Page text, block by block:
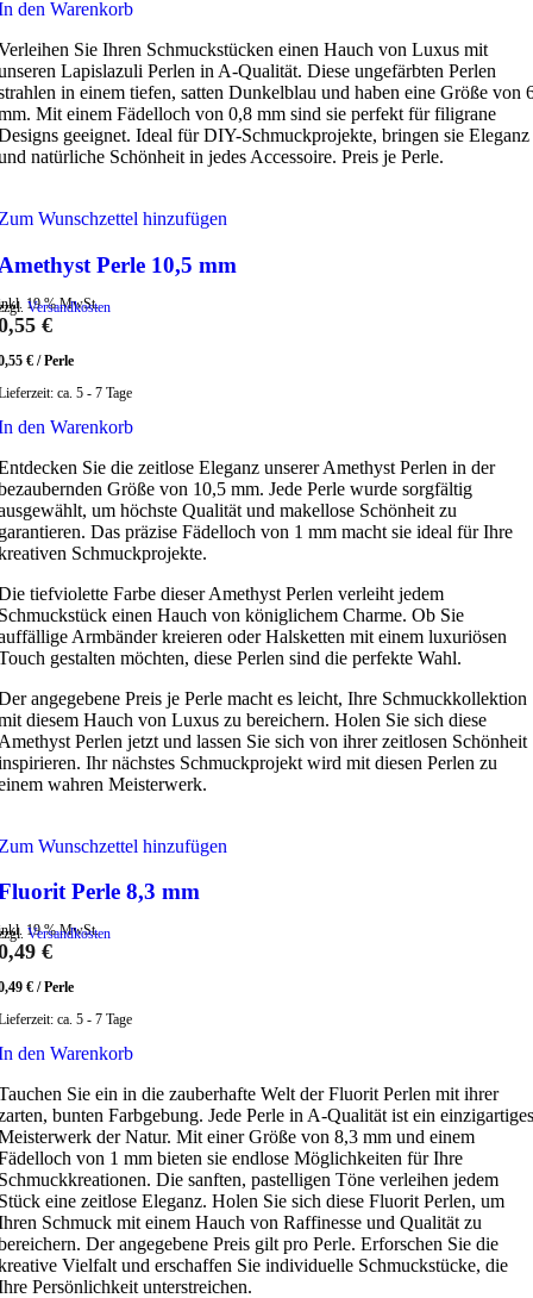
den Warenkorb
Sie Ihren Schmuckstücken einen Hauch von Luxus mit
Lapislazuli Perlen in A-Qualität. Diese ungefärbten Perlen
in einem tiefen, satten Dunkelblau und haben eine Größe von
Mit einem Fädelloch von 0,8 mm sind sie perfekt für filigrane
geeignet. Ideal für DIY-Schmuckprojekte, bringen sie Eleganz
natürliche Schönheit in jedes Accessoire. Preis je Perle.
Wunschzettel hinzufügen
Perle 10,5 mm
19 % MwSt.
Versandkosten
€
€ /Perle
ca. 5 - 7 Tage
den Warenkorb
Sie die zeitlose Eleganz unserer Amethyst Perlen in der
Größe von 10,5 mm. Jede Perle wurde sorgfältig
um höchste Qualität und makellose Schönheit zu
Das präzise Fädelloch von 1 mm macht sie ideal für Ihre
Schmuckprojekte.
tiefviolette Farbe dieser Amethyst Perlen verleiht jedem
einen Hauch von königlichem Charme. Ob Sie
Armbänder kreieren oder Halsketten mit einem luxuriösen
gestalten möchten, diese Perlen sind die perfekte Wahl.
angegebene Preis je Perle macht es leicht, Ihre Schmuckkollektion
diesem Hauch von Luxus zu bereichern. Holen Sie sich diese
Perlen jetzt und lassen Sie sich von ihrer zeitlosen Schönheit
Ihr nächstes Schmuckprojekt wird mit diesen Perlen zu
wahren Meisterwerk.
Wunschzettel hinzufügen
Perle 8,3 mm
19 % MwSt.
Versandkosten
€
€ /Perle
ca. 5 - 7 Tage
den Warenkorb
Sie ein in die zauberhafte Welt der Fluorit Perlen mit ihrer
bunten Farbgebung. Jede Perle in A-Qualität ist ein einzigartiges
der Natur. Mit einer Größe von 8,3 mm und einem
von 1 mm bieten sie endlose Möglichkeiten für Ihre
Die sanften, pastelligen Töne verleihen jedem
eine zeitlose Eleganz. Holen Sie sich diese Fluorit Perlen, um
Schmuck mit einem Hauch von Raffinesse und Qualität zu
Der angegebene Preis gilt pro Perle. Erforschen Sie die
Vielfalt und erschaffen Sie individuelle Schmuckstücke, die
Persönlichkeit unterstreichen.